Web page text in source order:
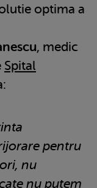
optima a
, medic
Spital
pentru
nu
nu putem